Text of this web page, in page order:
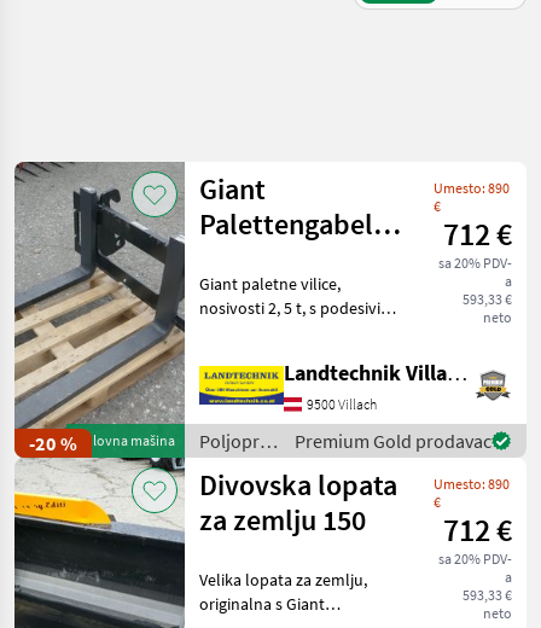
Kategorija 3 Država
TRENUTNA
PUTANJA
Poljoprivredna
tehnika
Poljoprivredni
Motorni
Strojevi
Noseni
Dvorisni
Utovarivac
IZABERITE
Sonstige
281
Resetuj
Prikaži
685
rezultata
-20 % Polovna mašina
Giant
Palettengabel
Umesto: 890
€
712 €
sa 20% PDV-
a
593,33 €
neto
Giant paletne vilice,
nosivosti 2, 5 t, s podesivim
spojnica, model za
izlaganje, odmah dostupno.
Naš profesionalni prodajni
Landtechnik Villach GmbH
9500 Villach
Poljoprivredni
motorni
strojevi /
Giant
Premium Gold prodavac
Divovska lopata
za zemlju 150
Umesto: 890
€
712 €
sa 20% PDV-
a
593,33 €
neto
Velika lopata za zemlju,
originalna s Giant